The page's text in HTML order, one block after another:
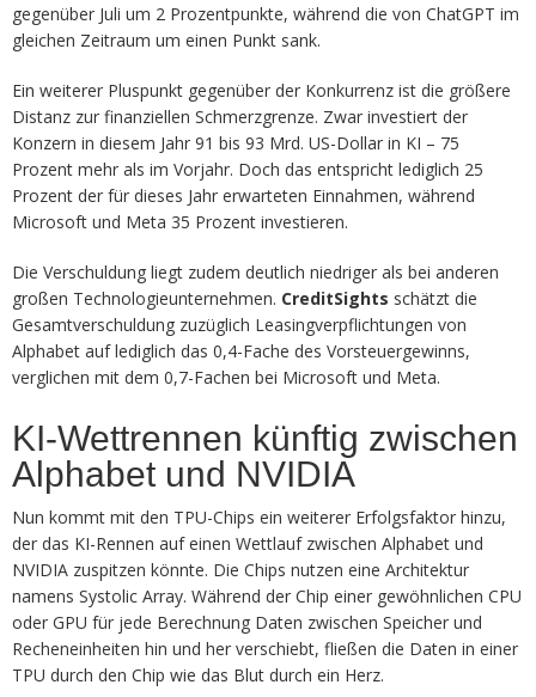
gegenüber Juli um 2 Prozentpunkte, während die von ChatGPT im
gleichen Zeitraum um einen Punkt sank.
Ein weiterer Pluspunkt gegenüber der Konkurrenz ist die größere
Distanz zur finanziellen Schmerzgrenze. Zwar investiert der
Konzern in diesem Jahr 91 bis 93 Mrd. US-Dollar in KI – 75
Prozent mehr als im Vorjahr. Doch das entspricht lediglich 25
Prozent der für dieses Jahr erwarteten Einnahmen, während
Microsoft und Meta 35 Prozent investieren.
Die Verschuldung liegt zudem deutlich niedriger als bei anderen
großen Technologieunternehmen. CreditSights schätzt die
Gesamtverschuldung zuzüglich Leasingverpflichtungen von
Alphabet auf lediglich das 0,4-Fache des Vorsteuergewinns,
verglichen mit dem 0,7-Fachen bei Microsoft und Meta.
KI-Wettrennen künftig zwischen
Alphabet und NVIDIA
Nun kommt mit den TPU-Chips ein weiterer Erfolgsfaktor hinzu,
der das KI-Rennen auf einen Wettlauf zwischen Alphabet und
NVIDIA zuspitzen könnte. Die Chips nutzen eine Architektur
namens Systolic Array. Während der Chip einer gewöhnlichen CPU
oder GPU für jede Berechnung Daten zwischen Speicher und
Recheneinheiten hin und her verschiebt, fließen die Daten in einer
TPU durch den Chip wie das Blut durch ein Herz.